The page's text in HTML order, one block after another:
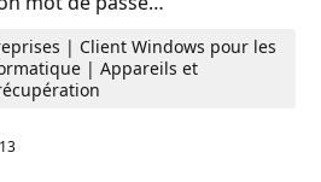
| Client Windows pour les
| Appareils et